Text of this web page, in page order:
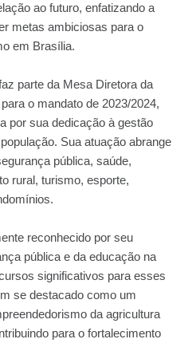
ao futuro, enfatizando a
metas ambiciosas para o
em Brasília.
parte da Mesa Diretora da
o mandato de 2023/2024,
por sua dedicação à gestão
Sua atuação abrange
pública, saúde,
rural, turismo, esporte,
reconhecido por seu
pública e da educação na
significativos para esses
se destacado como um
da agricultura
para o fortalecimento